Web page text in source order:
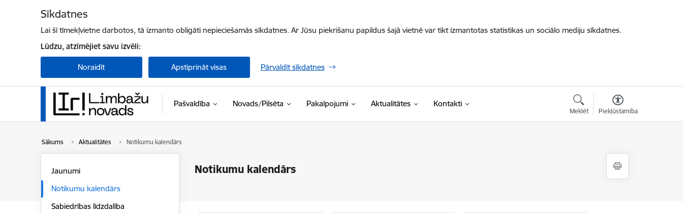
Sīkdatnes
Lai šī tīmekļvietne darbotos, tā izmanto obligāti nepieciešamās sīkdatnes. Ar Jūsu piekrišanu papildus šajā vietnē var tikt izmantotas statistikas un sociālo mediju sīkdatnes.
Lūdzu, atzīmējiet savu izvēli:
Noraidīt Apstiprināt visas Pārvaldīt sīkdatnes
Pašvaldība Novads/Pilsēta Pakalpojumi Aktualitātes Kontakti
Meklēt Piekļūstamība
Sākums Aktualitātes Notikumu kalendārs
Notikumu kalendārs
Jaunumi
Notikumu kalendārs
Sabiedrības līdzdalība